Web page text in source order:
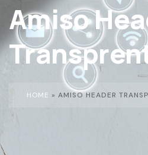
Amiso
HOME » AMISO HEADER